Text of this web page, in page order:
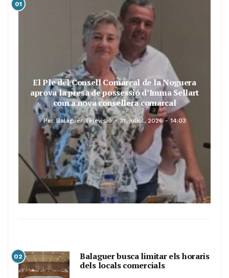
01
El Ple del Consell Comarcal de la Noguera
aprova la presa de possessió d’Imma Sellart
com a nova consellera comarcal
Per Balaguer Televisió 31, juliol, 2026 - 14:03
02
Balaguer busca limitar els horaris
dels locals comercials